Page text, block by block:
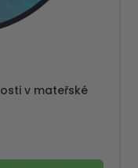
v mateřské